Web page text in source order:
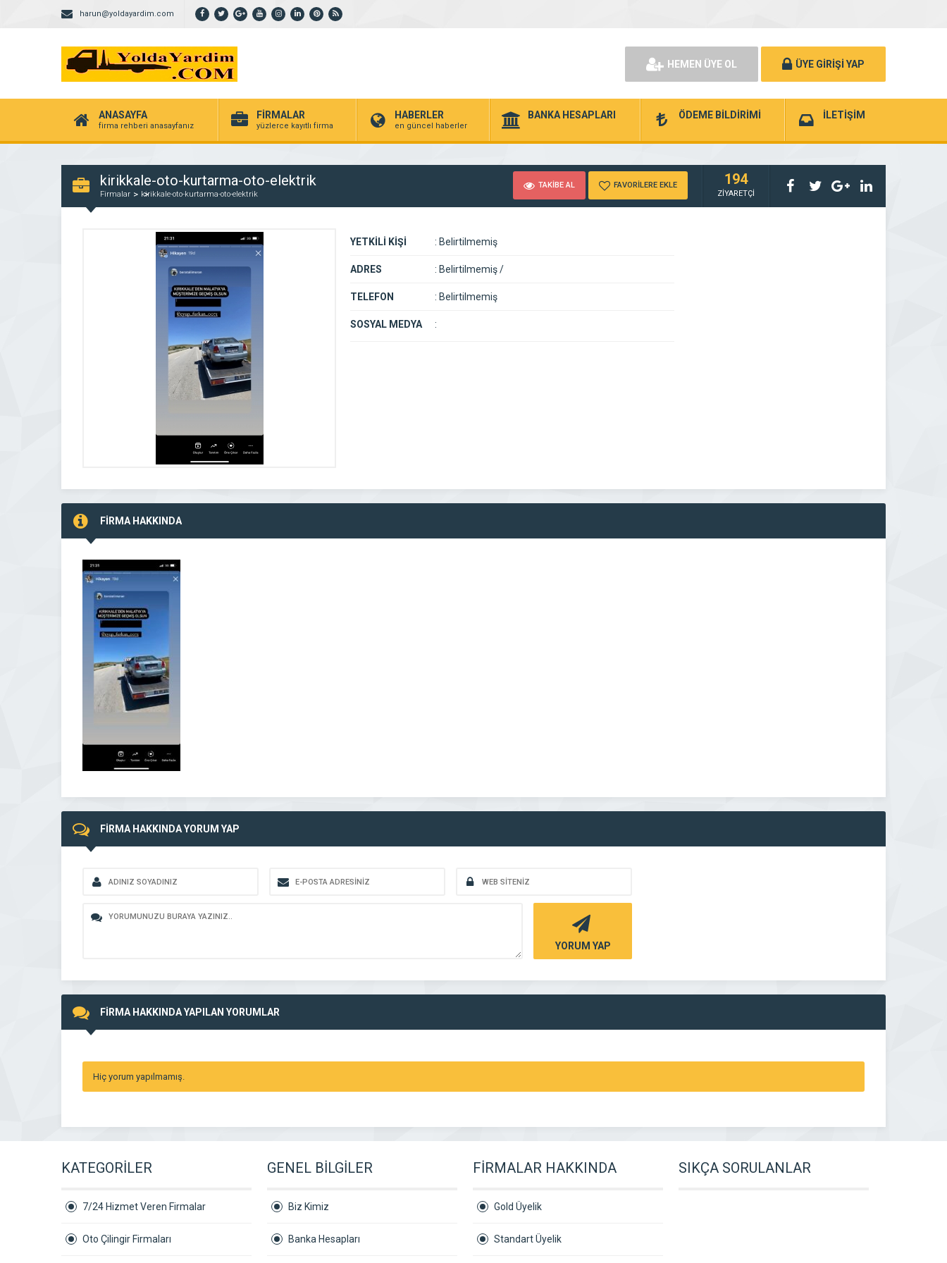
harun@yoldayardim.com
HEMEN ÜYE OL ÜYE GİRİŞİ YAP
ANASAYFA
firma rehberi anasayfanız
FİRMALAR
yüzlerce kayıtlı firma
HABERLER
en güncel haberler
BANKA HESAPLARI ÖDEME BİLDİRİMİ İLETİŞİM
kirikkale-oto-kurtarma-oto-elektrik
Firmalar kirikkale-oto-kurtarma-oto-elektrik
TAKİBE AL FAVORİLERE EKLE 194
ZİYARETÇİ
YETKİLİ KİŞİ : Belirtilmemiş
ADRES : Belirtilmemiş /
TELEFON : Belirtilmemiş
SOSYAL MEDYA :
FİRMA HAKKINDA
FİRMA HAKKINDA YORUM YAP
YORUM YAP
FİRMA HAKKINDA YAPILAN YORUMLAR
Hiç yorum yapılmamış.
KATEGORİLER
7/24 Hizmet Veren Firmalar
Oto Çilingir Firmaları
GENEL BİLGİLER
Biz Kimiz
Banka Hesapları
FİRMALAR HAKKINDA
Gold Üyelik
Standart Üyelik
SIKÇA SORULANLAR